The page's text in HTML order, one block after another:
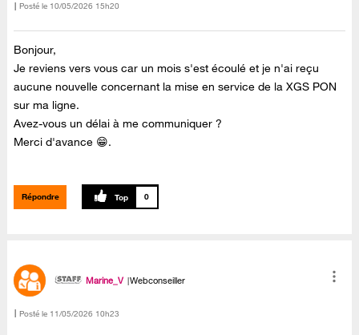
Posté le ‎10/05/2026 15h20
Bonjour,
Je reviens vers vous car un mois s'est écoulé et je n'ai reçu
aucune nouvelle concernant la mise en service de la XGS PON
sur ma ligne.
Avez-vous un délai à me communiquer ?
Merci d'avance 😁.
Répondre 0
Marine_V Webconseiller
Posté le ‎11/05/2026 10h23